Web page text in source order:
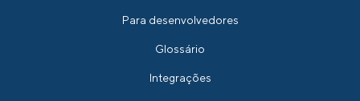
Para desenvolvedores
Glossário
Integrações